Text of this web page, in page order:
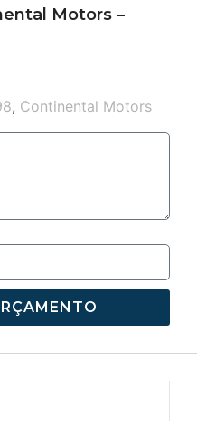
Motors –
, Continental Motors